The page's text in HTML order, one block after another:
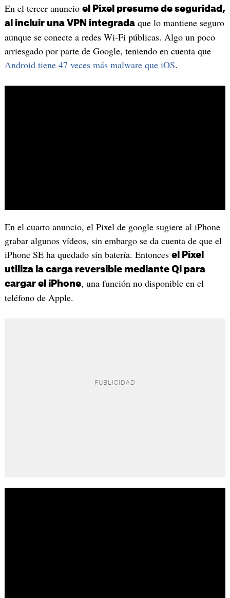
En el tercer anuncio el Pixel presume de seguridad,
al incluir una VPN integradaque lo mantiene seguro
aunque se conecte a redes Wi-Fi públicas. Algo un poco
arriesgado por parte de Google, teniendo en cuenta que
Android tiene 47 veces más malware que iOS.
En el cuarto anuncio, el Pixel de google sugiere al iPhone
grabar algunos vídeos, sin embargo se da cuenta de que el
iPhone SE ha quedado sin batería. Entonces el Pixel
utiliza la carga reversible mediante Qi para
cargar el iPhone, una función no disponible en el
teléfono de Apple.